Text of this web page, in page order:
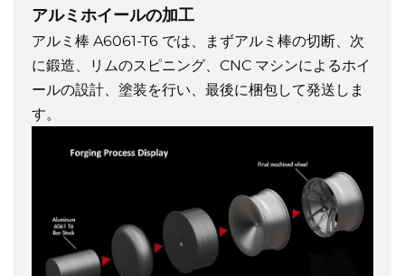
アルミホイールの加工
アルミ棒 A6061-T6 では、まずアルミ棒の切断、次
に鍛造、リムのスピニング、CNC マシンによるホイ
ールの設計、塗装を行い、最後に梱包して発送しま
す。